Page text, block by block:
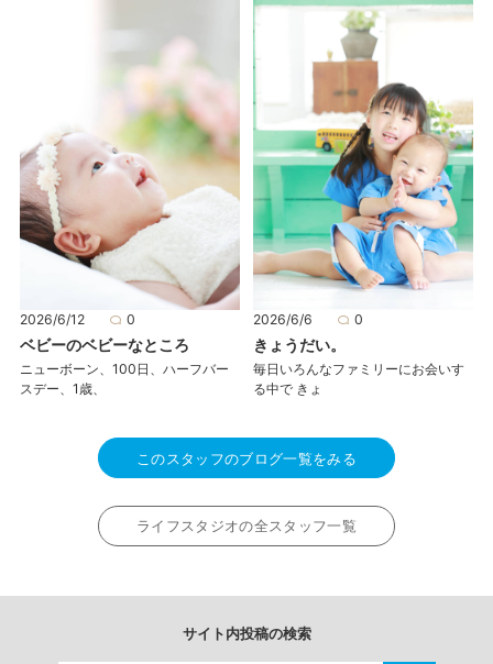
2026/6/12 0
ベビーのベビーなところ
ニューボーン、100日、ハーフバー
スデー、1歳、
2026/6/6 0
きょうだい。
毎日いろんなファミリーにお会いす
る中で きょ
このスタッフのブログ一覧をみる
ライフスタジオの全スタッフ一覧
サイト内投稿の検索